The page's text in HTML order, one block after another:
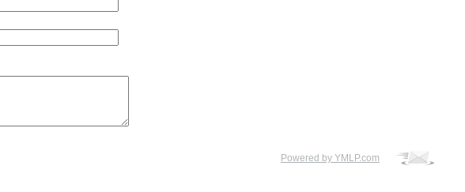
Powered by YMLP.com